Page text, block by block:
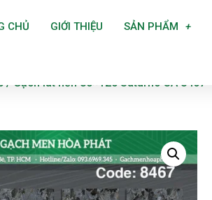
CHỦ GIỚI THIỆU SẢN PHẨM
/ Gạch lát nền 80×120 Saturno SA 8467